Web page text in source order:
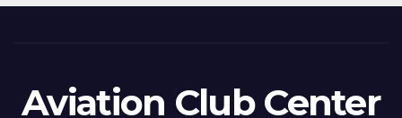
Aviation Club Center